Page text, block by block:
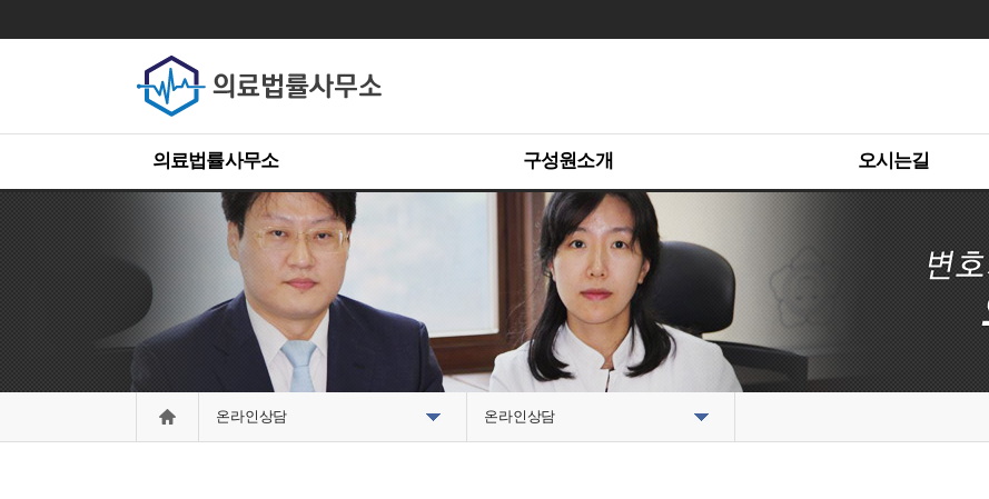
의료법률사무소 구성원소개 오시는길
온라인상담 온라인상담